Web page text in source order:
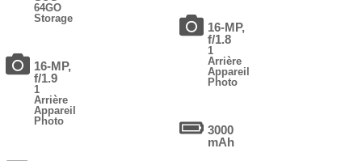
64GO
Storage
16-MP,
f/1.9
1
Arrière
Appareil
Photo
16-MP,
f/1.8
1
Arrière
Appareil
Photo
3000
mAh